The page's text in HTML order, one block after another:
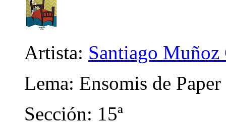
Artista: Santiago
Lema: Ensomis de Paper
Sección: 15ª